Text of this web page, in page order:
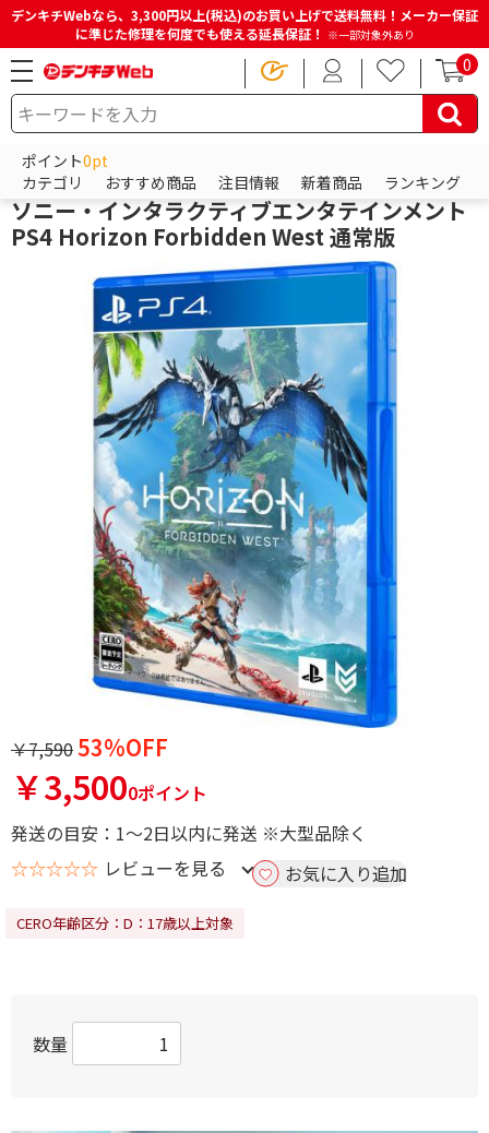
デンキチWebなら、3,300円以上(税込)のお買い上げで送料無料！メーカー保証
に準じた修理を何度でも使える延長保証！ ※一部対象外あり
0
ポイント0pt
カテゴリ
おすすめ商品 注目情報 新着商品 ランキング
HOME 商品一覧ページ ゲーム
ソニー
ソニー・インタラクティブエンタテインメント
PS4 Horizon Forbidden West 通常版
￥7,59053%OFF
￥3,5000ポイント
発送の目安：1～2日以内に発送 ※大型品除く
☆☆☆☆☆ レビューを見る お気に入り追加
CERO年齢区分：D：17歳以上対象
数量